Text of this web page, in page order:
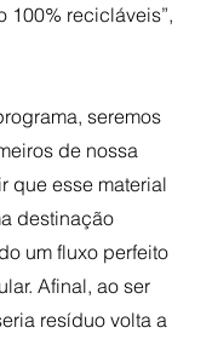
100% recicláveis”,
seremos
de nossa
que esse material
destinação
um fluxo perfeito
Afinal, ao ser
resíduo volta a